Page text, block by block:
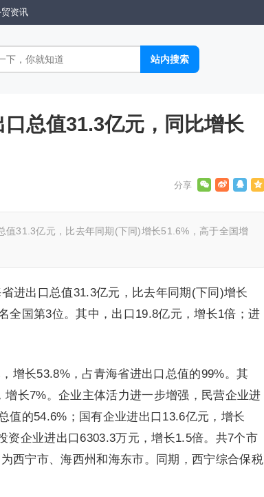
资讯
总值31.3亿元，同比增长
31.3亿元，比去年同期(下同)增长51.6%，高于全国增
进出口总值31.3亿元，比去年同期(下同)增长
全国第3位。其中，出口19.8亿元，增长1倍；进
增长53.8%，占青海省进出口总值的99%。其
长7%。企业主体活力进一步增强，民营企业进
值的54.6%；国有企业进出口13.6亿元，增长
资企业进出口6303.3万元，增长1.5倍。共7个市
西宁市、海西州和海东市。同期，西宁综合保税